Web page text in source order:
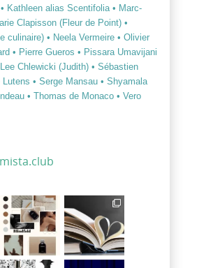
• Kathleen alias Scentifolia • Marc-
Clapisson (Fleur de Point) •
culinaire) • Neela Vermeire • Olivier
• Pierre Gueros • Pissara Umavijani
Chlewicki (Judith) • Sébastien
Lutens • Serge Mansau • Shyamala
• Thomas de Monaco • Vero